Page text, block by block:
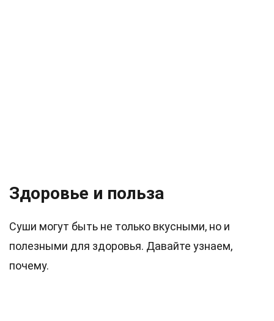
Здоровье и польза
Суши могут быть не только вкусными, но и
полезными для здоровья. Давайте узнаем,
почему.